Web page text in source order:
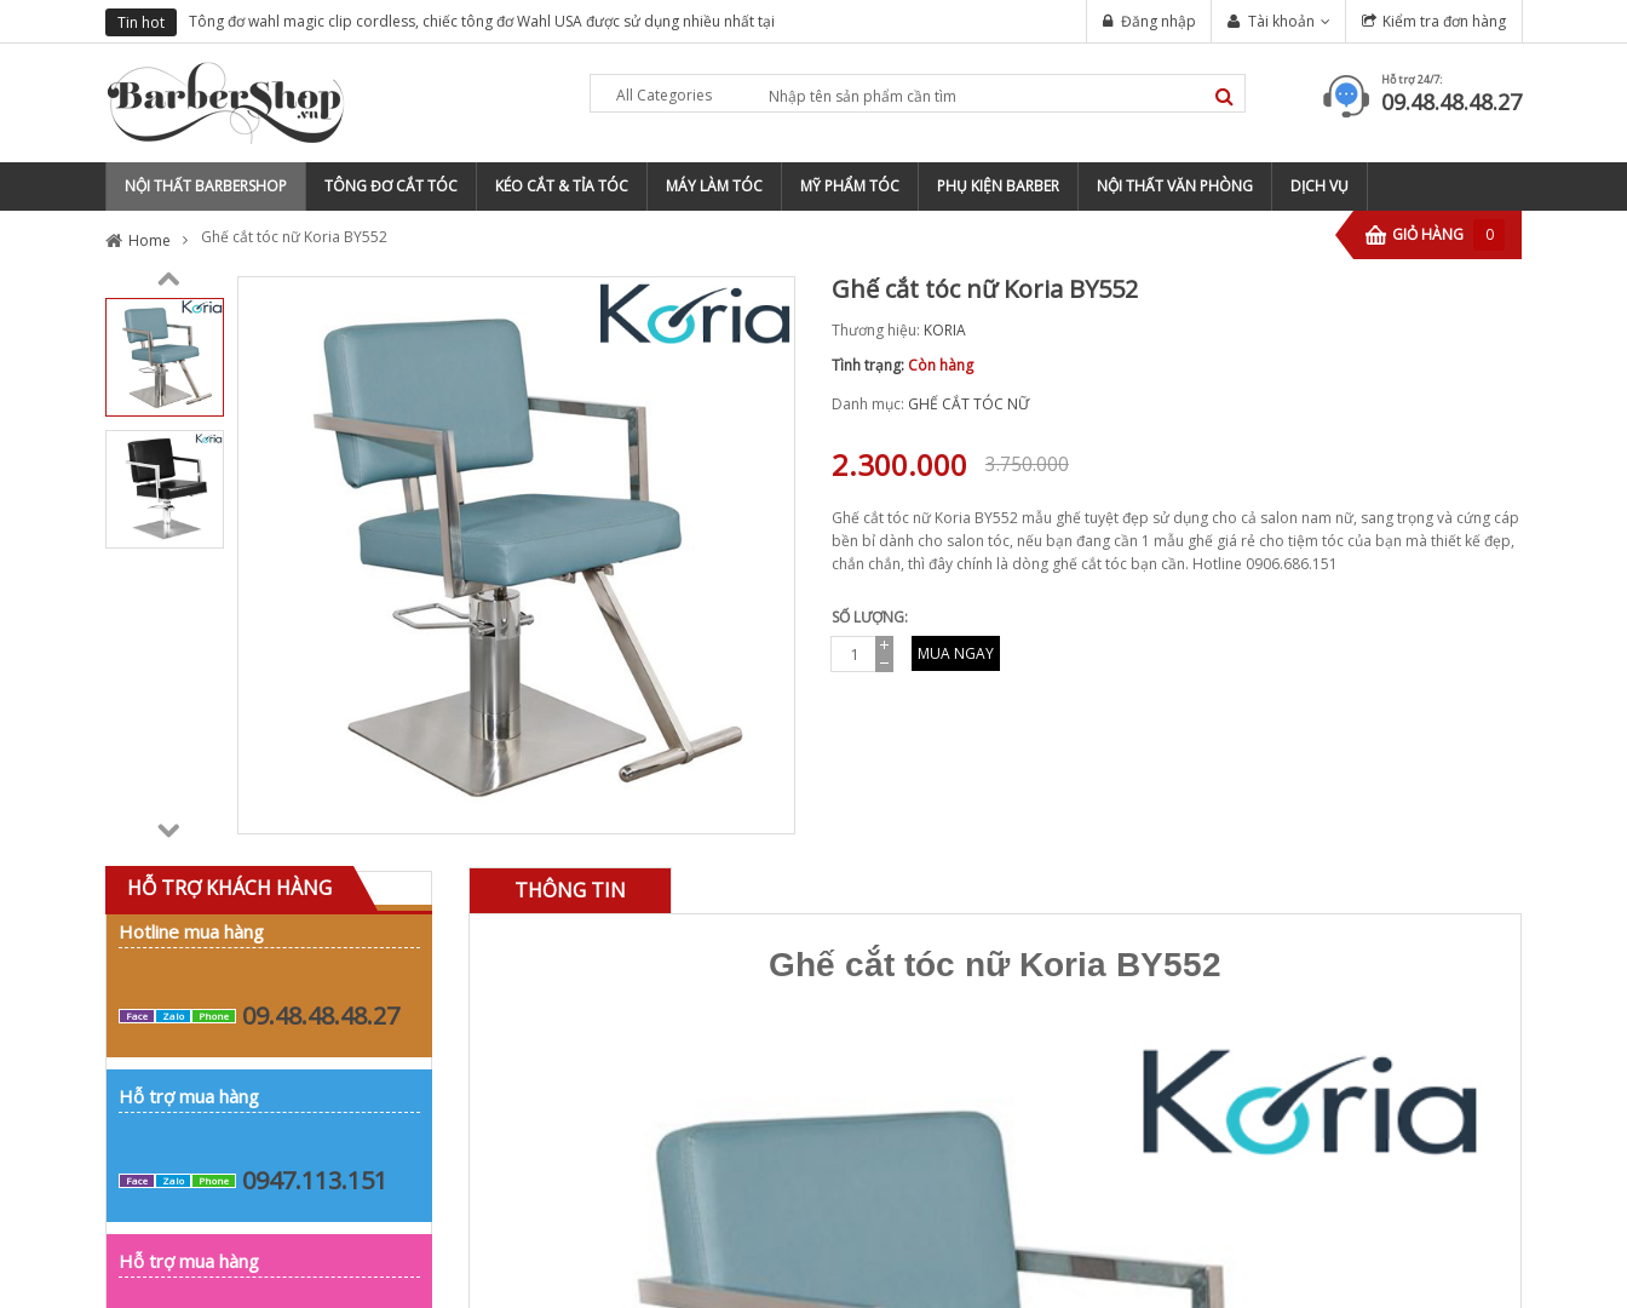
Tin hot Tông đơ wahl magic clip cordless, chiếc tông đơ Wahl USA được sử dụng nhiều nhất tại
việt nam
Kiểm tra đơn hàng
Tài khoản
Đăng nhập
All Categories
Hỗ trợ 24/7:
09.48.48.48.27
NỘI THẤT BARBERSHOP TÔNG ĐƠ CẮT TÓC KÉO CẮT & TỈA TÓC MÁY LÀM TÓC MỸ PHẨM TÓC PHỤ KIỆN BARBER NỘI THẤT VĂN PHÒNG DỊCH VỤ
GIỎ HÀNG 0
Home Ghế cắt tóc nữ Koria BY552
Ghế cắt tóc nữ Koria BY552
Thương hiệu: KORIA
Tình trạng: Còn hàng
Danh mục: GHẾ CẮT TÓC NỮ
3.750.000
2.300.000
Ghế cắt tóc nữ Koria BY552 mẫu ghế tuyệt đẹp sử dụng cho cả salon nam nữ, sang trọng và cứng cáp
bền bỉ dành cho salon tóc, nếu bạn đang cần 1 mẫu ghế giá rẻ cho tiệm tóc của bạn mà thiết kế đẹp,
chắn chắn, thì đây chính là dòng ghế cắt tóc bạn cần. Hotline 0906.686.151
SỐ LƯỢNG:
MUA NGAY
HỖ TRỢ KHÁCH HÀNG
Hotline mua hàng
Face Zalo Phone 09.48.48.48.27
Hỗ trợ mua hàng
Face Zalo Phone 0947.113.151
Hỗ trợ mua hàng
THÔNG TIN
Ghế cắt tóc nữ Koria BY552